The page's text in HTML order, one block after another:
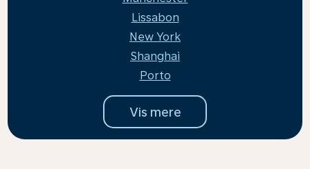
Lissabon
New York
Shanghai
Porto
Vis mere